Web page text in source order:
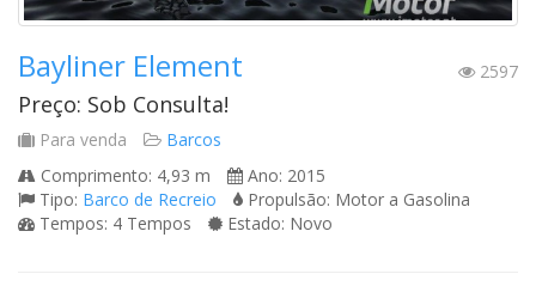
2597
Bayliner Element
Preço: Sob Consulta!
Para venda
Barcos
Comprimento: 4,93 m
Ano: 2015
Tipo: Barco de Recreio
Propulsão: Motor a Gasolina
Tempos: 4 Tempos
Estado: Novo